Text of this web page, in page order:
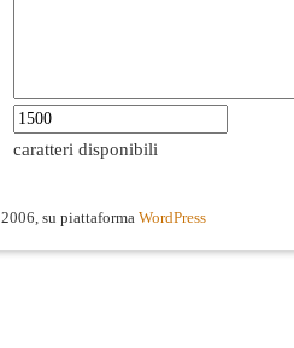
caratteri disponibili
2006, su piattaforma WordPress